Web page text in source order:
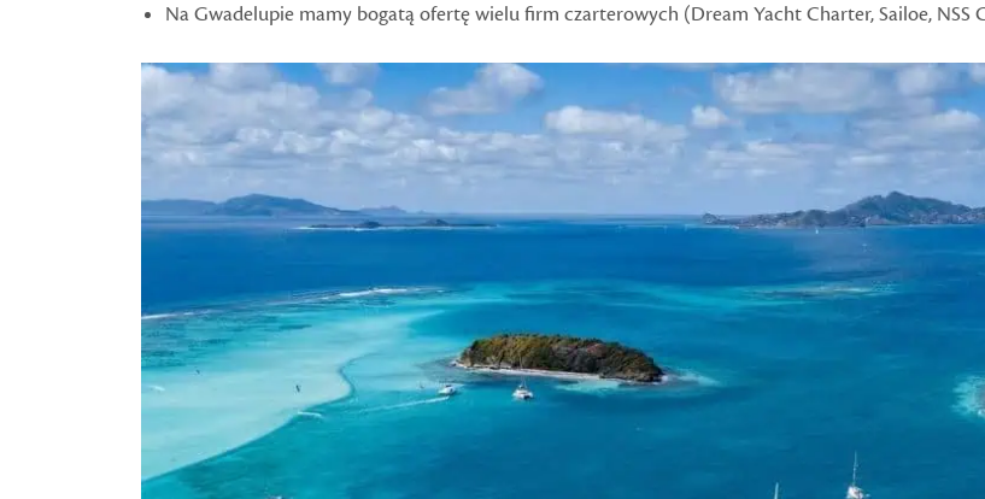
Na Gwadelupie mamy bogatą ofertę wielu firm czarterowych (Dream Yacht Charter, Sailoe, NSS